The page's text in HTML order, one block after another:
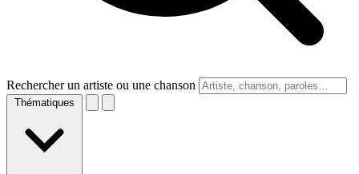
Rechercher un artiste ou une chanson
Thématiques